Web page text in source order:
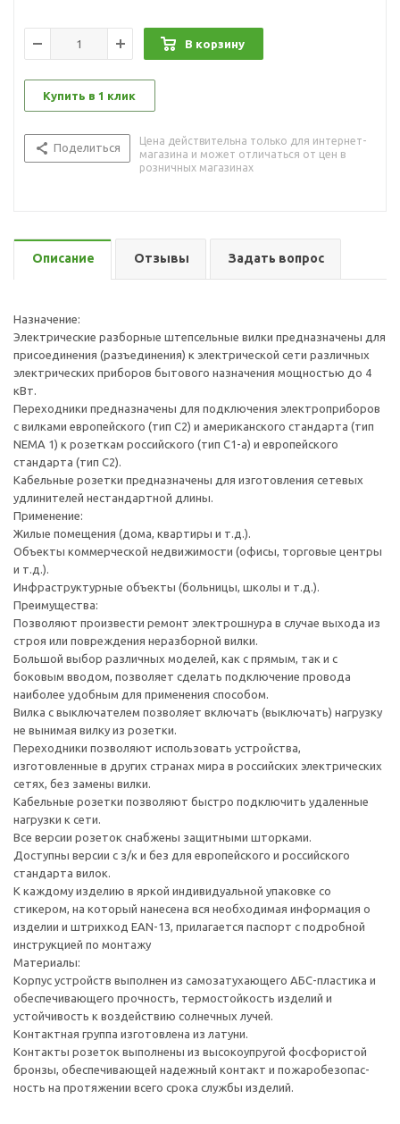
В корзину
Купить в 1 клик
Поделиться
Цена действительна только для интернет-
магазина и может отличаться от цен в
розничных магазинах
Описание Отзывы Задать вопрос
Назначение:
Электрические разборные штепсельные вилки предназначены для
присоединения (разъединения) к электрической сети различных
электрических приборов бытового назначения мощностью до 4
кВт.
Переходники предназначены для подключения электроприборов
с вилками европейского (тип С2) и американского стандарта (тип
NEMA 1) к розеткам российского (тип С1-а) и европейского
стандарта (тип С2).
Кабельные розетки предназначены для изготовления сетевых
удлинителей нестандартной длины.
Применение:
Жилые помещения (дома, квартиры и т.д.).
Объекты коммерческой недвижимости (офисы, торговые центры
и т.д.).
Инфраструктурные объекты (больницы, школы и т.д.).
Преимущества:
Позволяют произвести ремонт электрошнура в случае выхода из
строя или повреждения неразборной вилки.
Большой выбор различных моделей, как с прямым, так и с
боковым вводом, позволяет сделать подключение провода
наиболее удобным для применения способом.
Вилка с выключателем позволяет включать (выключать) нагрузку
не вынимая вилку из розетки.
Переходники позволяют использовать устройства,
изготовленные в других странах мира в российских электрических
сетях, без замены вилки.
Кабельные розетки позволяют быстро подключить удаленные
нагрузки к сети.
Все версии розеток снабжены защитными шторками.
Доступны версии с з/к и без для европейского и российского
стандарта вилок.
К каждому изделию в яркой индивидуальной упаковке со
стикером, на который нанесена вся необходимая информация о
изделии и штрихкод EAN-13, прилагается паспорт с подробной
инструкцией по монтажу
Материалы:
Корпус устройств выполнен из самозатухающего АБС-пластика и
обеспечивающего прочность, термостойкость изделий и
устойчивость к воздействию солнечных лучей.
Контактная группа изготовлена из латуни.
Контакты розеток выполнены из высокоупругой фосфористой
бронзы, обеспечивающей надежный контакт и пожаробезопас-
ность на протяжении всего срока службы изделий.